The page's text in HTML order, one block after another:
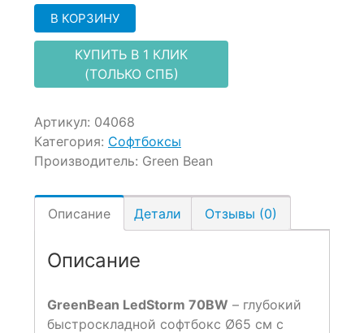
В КОРЗИНУ
КУПИТЬ В 1 КЛИК
(ТОЛЬКО СПБ)
Артикул: 04068
Категория: Софтбоксы
Производитель: Green Bean
Описание Детали Отзывы (0)
Описание
GreenBean LedStorm 70BW – глубокий
быстроскладной софтбокс Ø65 см с